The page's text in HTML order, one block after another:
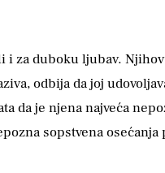
duboku ljubav.
odbija da joj
je njena najveća
sopstvena